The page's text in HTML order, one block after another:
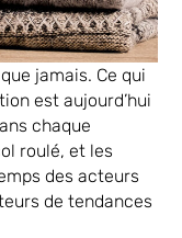
jamais. Ce qui
est aujourd’hui
chaque
roulé, et les
des acteurs
de tendances